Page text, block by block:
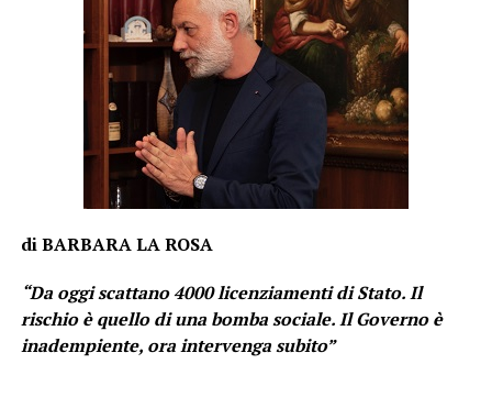
di BARBARA LA ROSA
“Da oggi scattano 4000 licenziamenti di Stato. Il
rischio è quello di una bomba sociale. Il Governo è
inadempiente, ora intervenga subito”